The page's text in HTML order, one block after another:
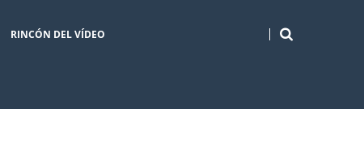
RINCÓN DEL VÍDEO